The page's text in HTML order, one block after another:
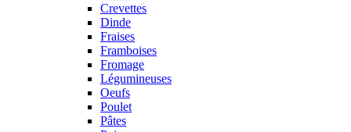
Crevettes
Dinde
Fraises
Framboises
Fromage
Légumineuses
Oeufs
Poulet
Pâtes